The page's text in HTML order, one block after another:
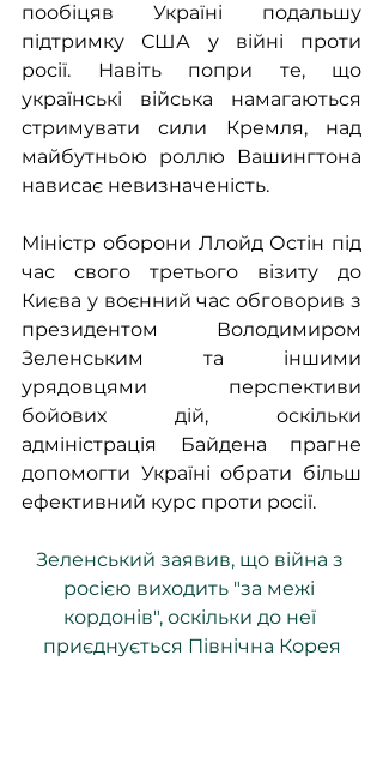
пообіцяв Україні подальшу
підтримку США у війні проти
росії. Навіть попри те, що
українські війська намагаються
стримувати сили Кремля, над
майбутньою роллю Вашингтона
нависає невизначеність.
Міністр оборони Ллойд Остін під
час свого третього візиту до
Києва у воєнний час обговорив з
президентом Володимиром
Зеленським та іншими
урядовцями перспективи
бойових дій, оскільки
адміністрація Байдена прагне
допомогти Україні обрати більш
ефективний курс проти росії.
Зеленський заявив, що війна з
росією виходить "за межі
кордонів", оскільки до неї
приєднується Північна Корея